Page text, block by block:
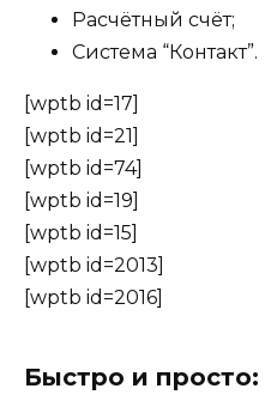
Расчётный счёт;
Система “Контакт”.
[wptb id=17]
[wptb id=21]
[wptb id=74]
[wptb id=19]
[wptb id=15]
[wptb id=2013]
[wptb id=2016]
Быстро и просто: